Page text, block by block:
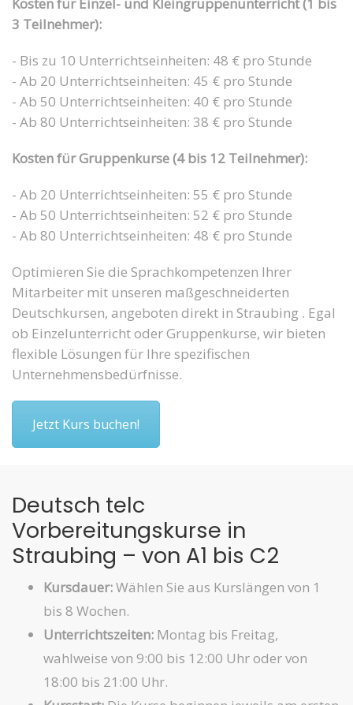
Kosten für Einzel- und Kleingruppenunterricht (1 bis
3 Teilnehmer):
- Bis zu 10 Unterrichtseinheiten: 48 € pro Stunde
- Ab 20 Unterrichtseinheiten: 45 € pro Stunde
- Ab 50 Unterrichtseinheiten: 40 € pro Stunde
- Ab 80 Unterrichtseinheiten: 38 € pro Stunde
Kosten für Gruppenkurse (4 bis 12 Teilnehmer):
- Ab 20 Unterrichtseinheiten: 55 € pro Stunde
- Ab 50 Unterrichtseinheiten: 52 € pro Stunde
- Ab 80 Unterrichtseinheiten: 48 € pro Stunde
Optimieren Sie die Sprachkompetenzen Ihrer
Mitarbeiter mit unseren maßgeschneiderten
Deutschkursen, angeboten direkt in Straubing . Egal
ob Einzelunterricht oder Gruppenkurse, wir bieten
flexible Lösungen für Ihre spezifischen
Unternehmensbedürfnisse.
Jetzt Kurs buchen!
Deutsch telc
Vorbereitungskurse in
Straubing – von A1 bis C2
Kursdauer:Wählen Sie aus Kurslängen von 1
bis 8 Wochen.
Unterrichtszeiten:Montag bis Freitag,
wahlweise von 9:00 bis 12:00 Uhr oder von
18:00 bis 21:00 Uhr.